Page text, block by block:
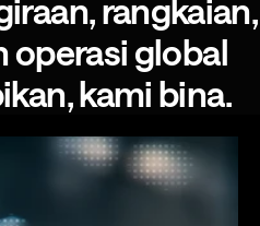
rangkaian,
operasiglobal
kamibina.